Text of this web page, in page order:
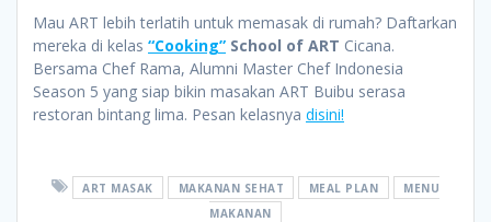
Mau ART lebih terlatih untuk memasak di rumah? Daftarkan
mereka di kelas “Cooking” School of ART Cicana.
Bersama Chef Rama, Alumni Master Chef Indonesia
Season 5 yang siap bikin masakan ART Buibu serasa
restoran bintang lima. Pesan kelasnya disini!
ART MASAK MAKANAN SEHAT MEAL PLAN
MENU
MAKANAN